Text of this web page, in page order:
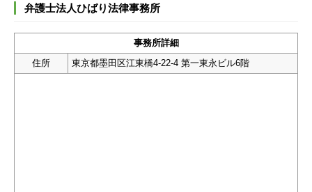
弁護士法人ひばり法律事務所
事務所詳細
住所
東京都墨田区江東橋4-22-4 第一東永ビル6階